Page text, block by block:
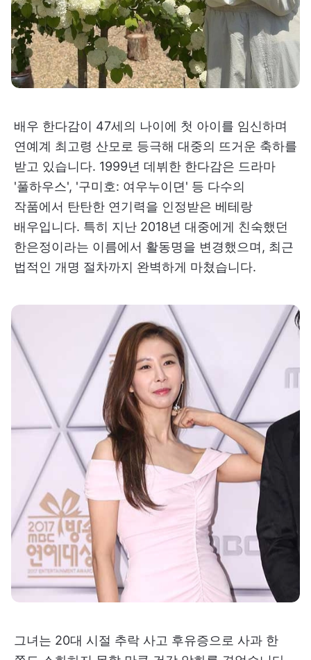
배우 한다감이 47세의 나이에 첫 아이를 임신하며
연예계 최고령 산모로 등극해 대중의 뜨거운 축하를
받고 있습니다. 1999년 데뷔한 한다감은 드라마
'풀하우스', '구미호: 여우누이뎐' 등 다수의
작품에서 탄탄한 연기력을 인정받은 베테랑
배우입니다. 특히 지난 2018년 대중에게 친숙했던
한은정이라는 이름에서 활동명을 변경했으며, 최근
법적인 개명 절차까지 완벽하게 마쳤습니다.
그녀는 20대 시절 추락 사고 후유증으로 사과 한